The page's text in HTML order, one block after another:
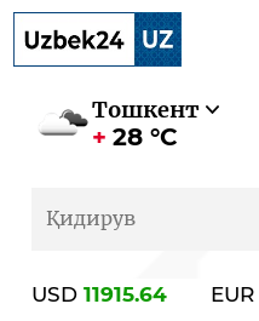
Тошкент
28 °C
USD 11915.64 EUR